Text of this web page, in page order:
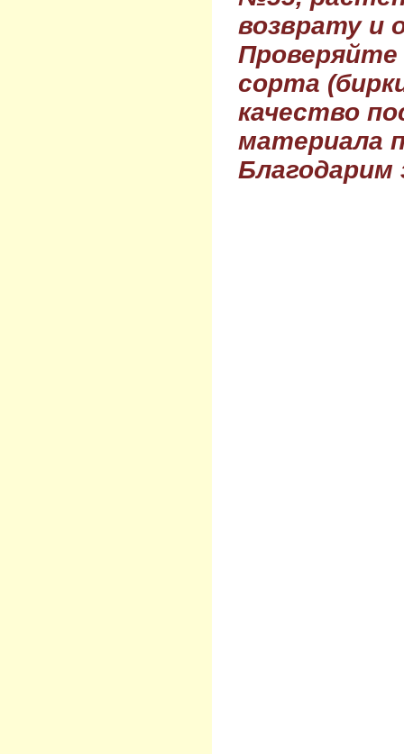
возврату и
Проверяйте
сорта
качество
материала
Благодарим